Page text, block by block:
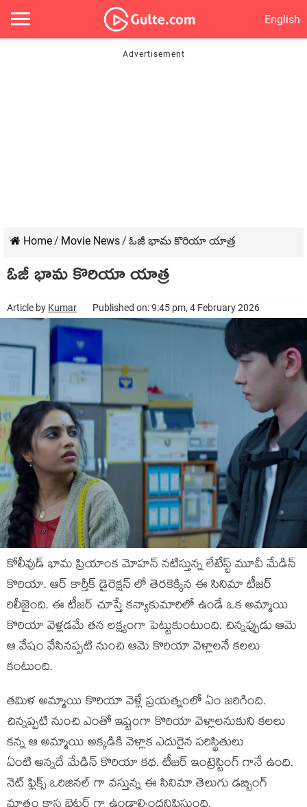
English
Home/ Movie News/ ఓజీ భామ కొరియా యాత్ర
ఓజీ భామ కొరియా యాత్ర
Article by Kumar Published on: 9:45 pm, 4 February 2026
కోలీవుడ్ భామ ప్రియాంక మోహన్ నటిస్తున్న లేటేస్ట్ మూవీ మేడిన్
కొరియా. ఆర్ కార్తీక్ డైరెక్షన్ లో తెరకెక్కిన ఈ సినిమా టీజర్
రిలీజైంది. ఈ టీజర్ చూస్తే కన్యాకుమారిలో ఉండే ఒక అమ్మాయి
కొరియా వెళ్లడమే తన లక్ష్యంగా పెట్టుకుంటుంది. చిన్నప్పుడు ఆమె
ఆ వేషం వేసినప్పటి నుంచి ఆమె కొరియా వెళ్లాలనే కలలు
కంటుంది.
తమిళ అమ్మాయి కొరియా వెళ్లే ప్రయత్నంలో ఏం జరిగింది.
చిన్నప్పటి నుంచి ఎంతో ఇష్టంగా కొరియా వెళ్లాలనుకుని కలలు
కన్న ఆ అమ్మాయి అక్కడికి వెళ్లాక ఎదురైన పరిస్థితులు
ఏంటి అన్నదే మేడిన్ కొరియా కథ. టీజర్ ఇంట్రెస్టింగ్ గానే ఉంది.
నెట్ ఫ్లిక్స్ ఒరిజినల్ గా వస్తున్న ఈ సినిమా తెలుగు డబ్బింగ్